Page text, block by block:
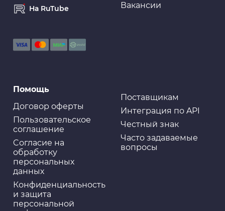
Вакансии
Помощь
Договор оферты
Пользовательское
соглашение
Cогласие на
обработку
персональных
данных
Конфиденциальность
и защита
персональной
Поставщикам
Интеграция по API
Честный знак
Часто задаваемые
вопросы
На RuTube